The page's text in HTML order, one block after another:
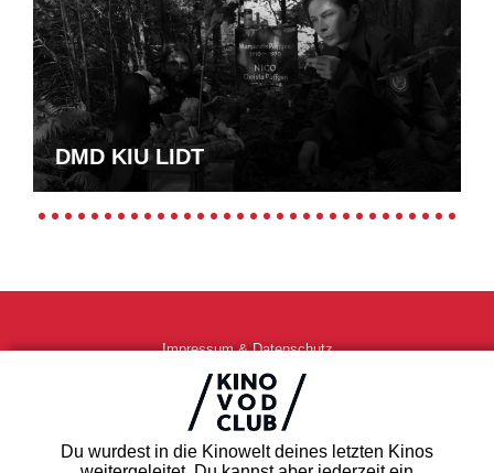
Du wurdest in die Kinowelt deines letzten Kinos
DMD KIU LIDT
Impressum & Datenschutz
AGB
Kontakt
FAQ
Newsletter